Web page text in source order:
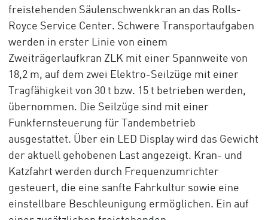
freistehenden Säulenschwenkkran an das Rolls-
Royce Service Center. Schwere Transportaufgaben
werden in erster Linie von einem
Zweiträgerlaufkran ZLK mit einer Spannweite von
18,2 m, auf dem zwei Elektro-Seilzüge mit einer
Tragfähigkeit von 30 t bzw. 15 t betrieben werden,
übernommen. Die Seilzüge sind mit einer
Funkfernsteuerung für Tandembetrieb
ausgestattet. Über ein LED Display wird das Gewicht
der aktuell gehobenen Last angezeigt. Kran- und
Katzfahrt werden durch Frequenzumrichter
gesteuert, die eine sanfte Fahrkultur sowie eine
einstellbare Beschleunigung ermöglichen. Ein auf